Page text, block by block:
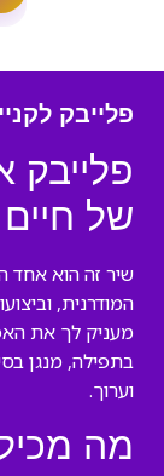
פלייבק
פלייבק
של
שיר זה הוא אחד
המודרנית,
מעניק לך את
בתפילה, מנגן
וערוך.
מה